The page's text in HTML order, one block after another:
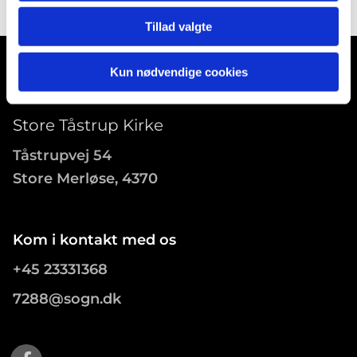
Tillad valgte
Kun nødvendige cookies
Store Tåstrup Kirke
Tåstrupvej 54
Store Merløse, 4370
Kom i kontakt med os
+45 23331368
7288@sogn.dk